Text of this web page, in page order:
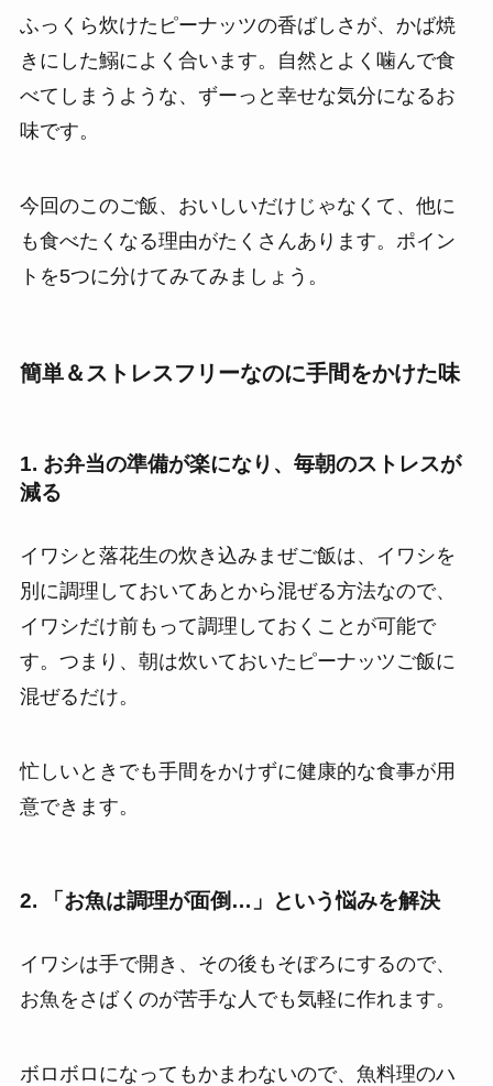
ふっくら炊けたピーナッツの香ばしさが、かば焼
きにした鰯によく合います。自然とよく噛んで食
べてしまうような、ずーっと幸せな気分になるお
味です。
今回のこのご飯、おいしいだけじゃなくて、他に
も食べたくなる理由がたくさんあります。ポイン
トを5つに分けてみてみましょう。
簡単＆ストレスフリーなのに手間をかけた味
1. お弁当の準備が楽になり、毎朝のストレスが
減る
イワシと落花生の炊き込みまぜご飯は、イワシを
別に調理しておいてあとから混ぜる方法なので、
イワシだけ前もって調理しておくことが可能で
す。つまり、朝は炊いておいたピーナッツご飯に
混ぜるだけ。
忙しいときでも手間をかけずに健康的な食事が用
意できます。
2. 「お魚は調理が面倒…」という悩みを解決
イワシは手で開き、その後もそぼろにするので、
お魚をさばくのが苦手な人でも気軽に作れます。
ボロボロになってもかまわないので、魚料理のハ